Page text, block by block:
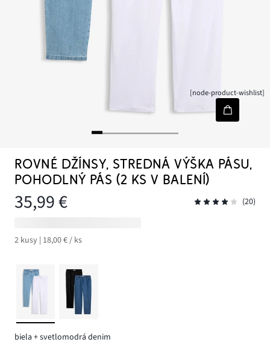
[node-product-wishlist]
ROVNÉ DŽÍNSY, STREDNÁ VÝŠKA PÁSU,
POHODLNÝ PÁS (2 KS V BALENÍ)
35,99 € (20)
2 kusy | 18,00 € / ks
biela + svetlomodrá denim